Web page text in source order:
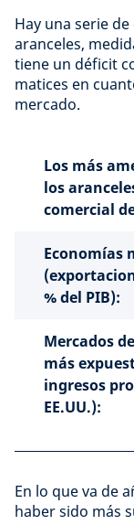
Hay una serie
aranceles,
tiene un déficit
matices en
mercado.
Los más
los
comercial
Economías
% del PIB):
Mercados
más
ingresos
EE.UU.):
En lo que va de
haber sido más